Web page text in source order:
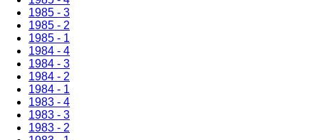
1985 - 3
1985 - 2
1985 - 1
1984 - 4
1984 - 3
1984 - 2
1984 - 1
1983 - 4
1983 - 3
1983 - 2